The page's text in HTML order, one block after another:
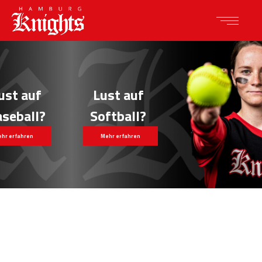
Lust auf
Softball?
Mehr erfahren